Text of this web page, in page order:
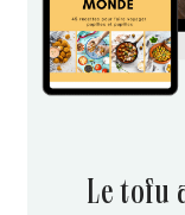
le tofu